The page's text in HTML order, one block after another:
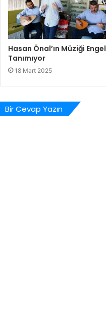
Hasan Önal’ın Müziği Engel
Tanımıyor
18 Mart 2025
Bir Cevap Yazın